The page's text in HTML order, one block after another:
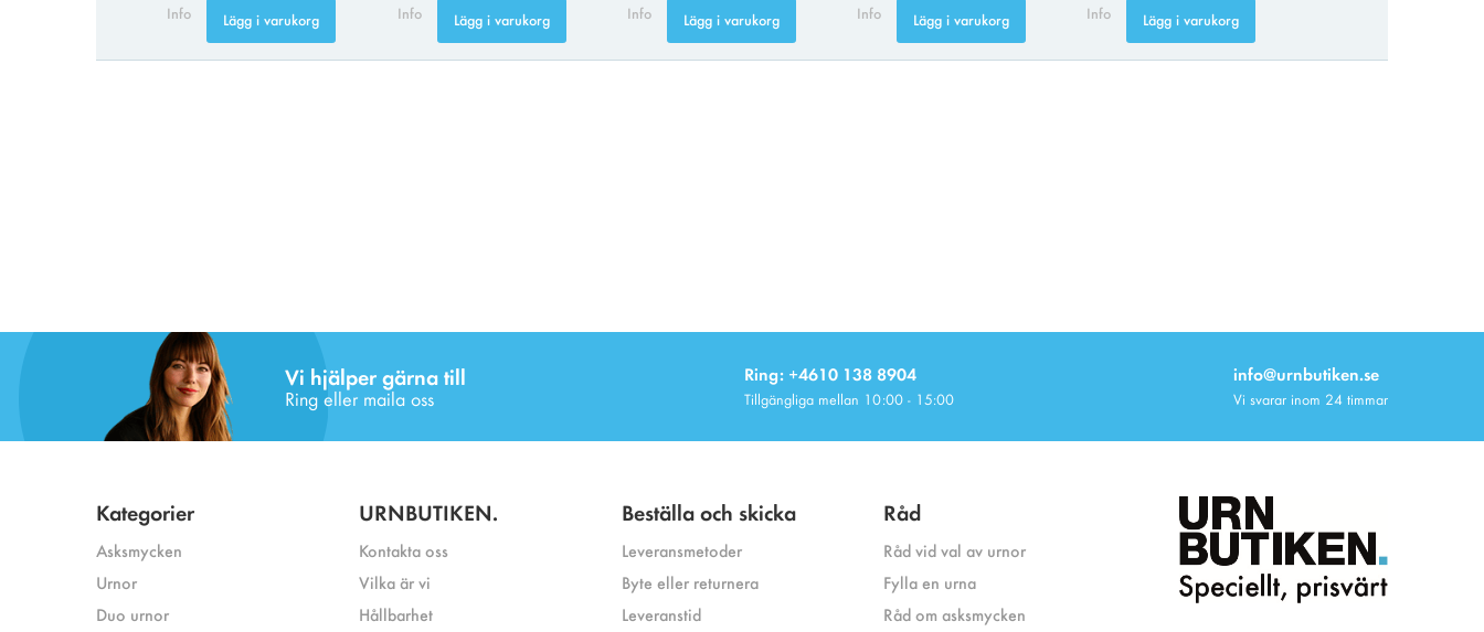
Info Lägg i varukorg Info Lägg i varukorg Info Lägg i varukorg Info Lägg i varukorg Info Lägg i varukorg
Vi hjälper gärna till
Ring eller maila oss
Ring: +4610 138 8904
Tillgängliga mellan 10:00 - 15:00
info@urnbutiken.se
Vi svarar inom 24 timmar
Kategorier
Asksmycken
Urnor
Duo urnor
URNBUTIKEN.
Kontakta oss
Vilka är vi
Hållbarhet
Beställa och skicka
Leveransmetoder
Byte eller returnera
Leveranstid
Råd
Råd vid val av urnor
Fylla en urna
Råd om asksmycken